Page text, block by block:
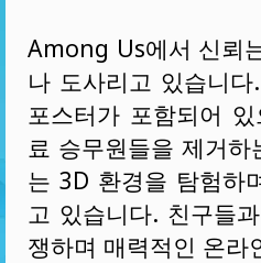
Among Us에서 신뢰
나 도사리고 있습니
포스터가 포함되어
료 승무원들을 제거
는 3D 환경을 탐험하
고 있습니다. 친구들
쟁하며 매력적인 온라